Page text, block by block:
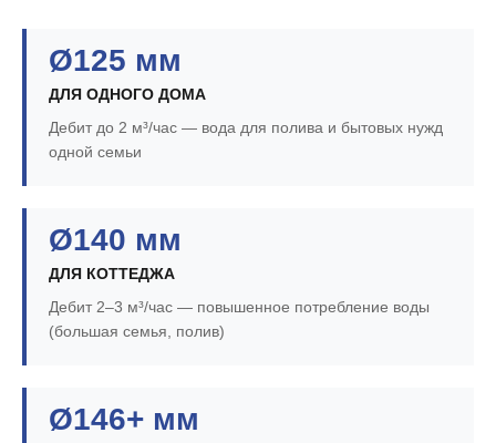
Ø125 мм
ДЛЯ ОДНОГО ДОМА
Дебит до 2 м³/час — вода для полива и бытовых нужд
одной семьи
Ø140 мм
ДЛЯ КОТТЕДЖА
Дебит 2–3 м³/час — повышенное потребление воды
(большая семья, полив)
Ø146+ мм